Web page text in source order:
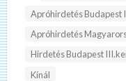
Apróhirdetés Budapest
Apróhirdetés
Hirdetés Budapest
Kínál